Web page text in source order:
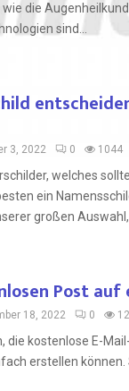
die
sind...
3, 2022 0 1044
welches
ein
großen Auswahl,...
Post auf
18, 2022 0
die kostenlose E-
erstellen können.